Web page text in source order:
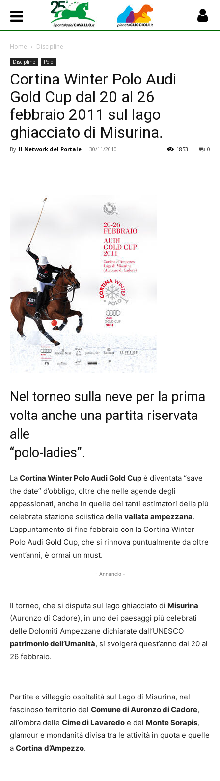
Home Discipline
Discipline Polo
Cortina Winter Polo Audi
Gold Cup dal 20 al 26
febbraio 2011 sul lago
ghiacciato di Misurina.
By Il Network del Portale - 30/11/2010 0
1853
Nel torneo sulla neve per la prima
volta anche una partita riservata
alle
“polo-ladies”.
La Cortina Winter Polo Audi Gold Cup è diventata “save
the date” d’obbligo, oltre che nelle agende degli
appassionati, anche in quelle dei tanti estimatori della più
celebrata stazione sciistica della vallata ampezzana.
L’appuntamento di fine febbraio con la Cortina Winter
Polo Audi Gold Cup, che si rinnova puntualmente da oltre
vent’anni, è ormai un must.
- Annuncio -
Il torneo, che si disputa sul lago ghiacciato di Misurina
(Auronzo di Cadore), in uno dei paesaggi più celebrati
delle Dolomiti Ampezzane dichiarate dall’UNESCO
patrimonio dell’Umanità, si svolgerà quest’anno dal 20 al
26 febbraio.
Partite e villaggio ospitalità sul Lago di Misurina, nel
fascinoso territorio del Comune di Auronzo di Cadore,
all’ombra delle Cime di Lavaredo e del Monte Sorapis,
glamour e mondanità divisa tra le attività in quota e quelle
a Cortina d’Ampezzo.